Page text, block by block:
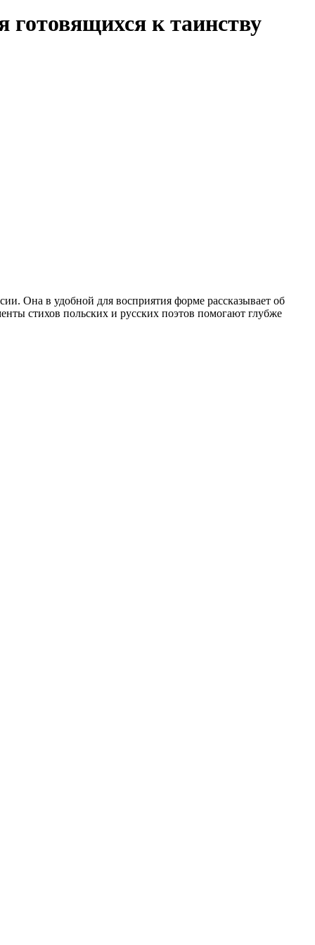
к таинству
Она в удобной для восприятия форме рассказывает об
стихов польских и русских поэтов помогают глубже